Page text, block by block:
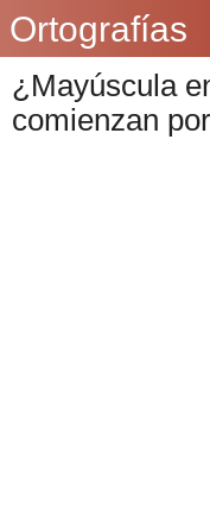
Ortografías
¿Mayúscula
comienzan